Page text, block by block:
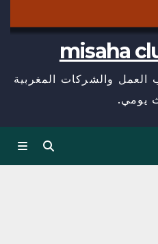
misaha
والشركات المغربية
يومي.